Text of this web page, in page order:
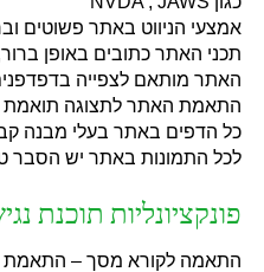
אמצעי הניווט באתר פשוטים
תכני האתר כתובים באופן ברור
האתר מותאם לצפייה
התאמת האתר לתצוגה תואמת
כל הדפים באתר בעלי מבנה
לכל התמונות באתר יש הסבר
פונקציונליות תוכנת
התאמה לקורא מסך– התאמת